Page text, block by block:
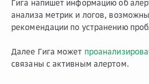
Гига напишет информацию об
анализа метрик и логов,
рекомендации по устранению
Далее Гига может
связаны с активным алертом.